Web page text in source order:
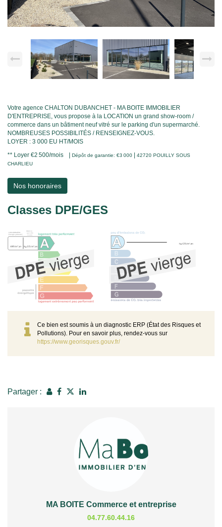
Votre agence CHALTON DUBANCHET - MA BOITE IMMOBILIER
D'ENTREPRISE, vous propose à la LOCATION un grand show-room /
commerce dans un bâtiment neuf vitré sur le parking d'un supermarché.
NOMBREUSES POSSIBILITÉS / RENSEIGNEZ-VOUS.
LOYER : 3 000 EU HT/MOIS
** Loyer €2 500/mois Dépôt de garantie: €3 000
42720 POUILLY SOUS
CHARLIEU
Nos honoraires
Classes DPE/GES
Ce bien est soumis à un diagnostic ERP (État des Risques et
Pollutions). Pour en savoir plus, rendez-vous sur
https://www.georisques.gouv.fr/
Partager :
MA BOITE Commerce et entreprise
04.77.60.44.16